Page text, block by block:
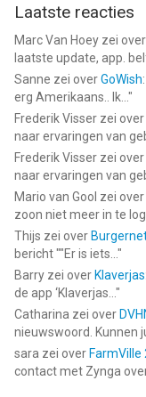
Laatste reacties
Marc Van Hoey zei over
laatste update, app.
Sanne zei overGoWish
erg Amerikaans.. Ik... "
Frederik Visser zei over
naar ervaringen van
Frederik Visser zei over
naar ervaringen van
Mario van Gool zei over
zoon niet meer in te
Thijs zei over
bericht ""Er is iets... "
Barry zei over Klaverjas
de app ‘Klaverjas... "
Catharina zei over
nieuwswoord. Kunnen
sara zei over FarmVille
contact met Zynga over